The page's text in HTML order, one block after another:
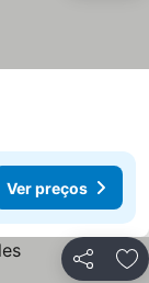
Ver preços
Partilhar